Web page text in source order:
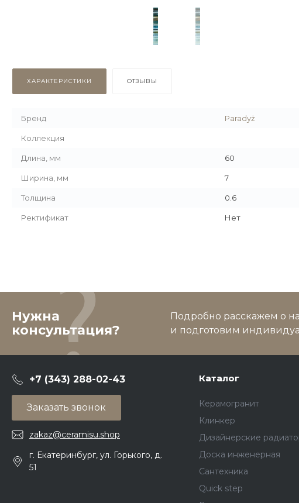
ХАРАКТЕРИСТИКИ ОТЗЫВЫ
Бренд Paradyż
Коллекция
Длина, мм 60
Ширина, мм 7
Толщина 0.6
Ректификат Нет
Нужна
консультация?
Подробно расскажем о
и подготовим
+7 (343) 288-02-43
Заказать звонок
zakaz@ceramisu.shop
г. Екатеринбург, ул. Горького, д.
51
Каталог
Керамогранит
Клинкер
Дизайнерские
Доска инженерная
Сантехника
Quick step